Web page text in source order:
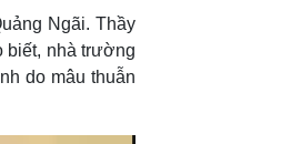
Doanh nhân
Vì cộng đồng
Tư vấn
Ngãi. Thầy
biết, nhà trường
do mâu thuẫn